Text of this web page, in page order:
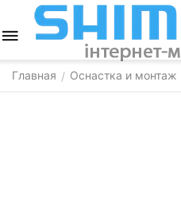
Главная / Оснастка и монтаж